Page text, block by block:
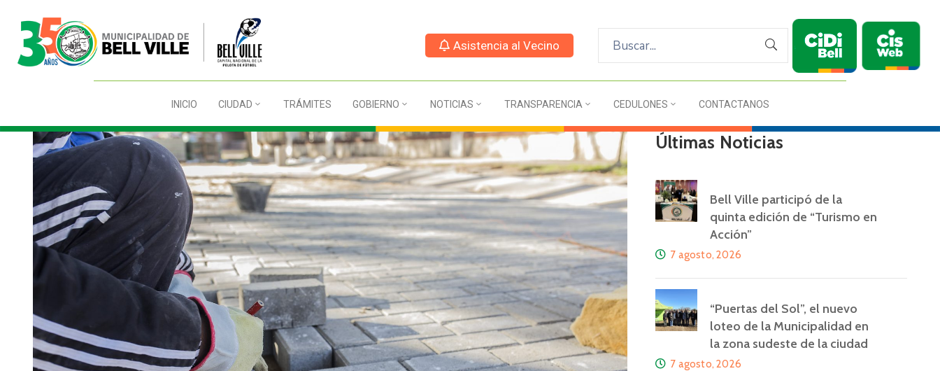
Asistencia al Vecino
INICIO CIUDAD TRÁMITES GOBIERNO NOTICIAS TRANSPARENCIA CEDULONES CONTACTANOS
Últimas Noticias
Bell Ville participó de la
quinta edición de “Turismo en
Acción”
7 agosto, 2026
“Puertas del Sol”, el nuevo
loteo de la Municipalidad en
la zona sudeste de la ciudad
7 agosto, 2026